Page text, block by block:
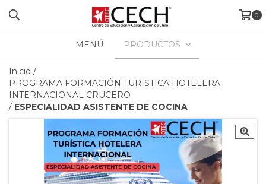
0
MENÚ PRODUCTOS
Inicio /
PROGRAMA FORMACIÓN TURISTICA HOTELERA
INTERNACIONAL CRUCERO
/ ESPECIALIDAD ASISTENTE DE COCINA